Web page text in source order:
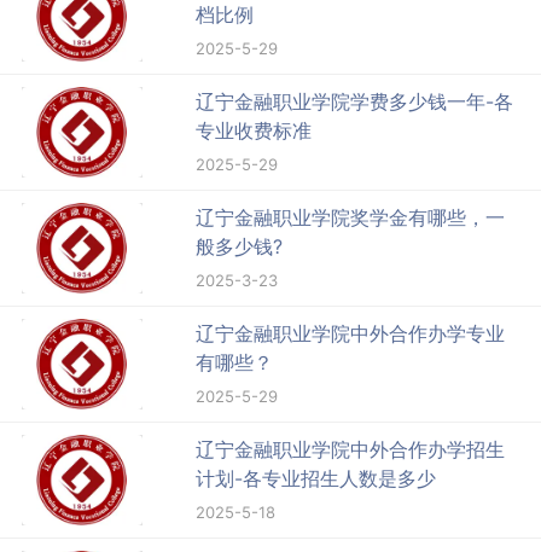
档比例
2025-5-29
辽宁金融职业学院学费多少钱一年-各
专业收费标准
2025-5-29
辽宁金融职业学院奖学金有哪些，一
般多少钱?
2025-3-23
辽宁金融职业学院中外合作办学专业
有哪些？
2025-5-29
辽宁金融职业学院中外合作办学招生
计划-各专业招生人数是多少
2025-5-18